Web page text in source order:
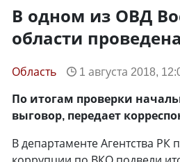
В одном из ОВД
области
Область 1 августа 2018,
По итогам проверки
выговор, передает
В департаменте Агентства